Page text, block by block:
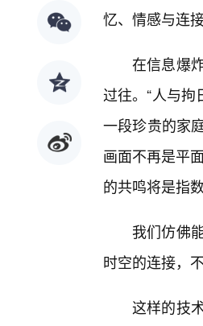
忆、情感与连
在信息爆
过往。“人与拘
一段珍贵的家
画面不再是平
的共鸣将是指
我们仿佛
时空的连接，
这样的技